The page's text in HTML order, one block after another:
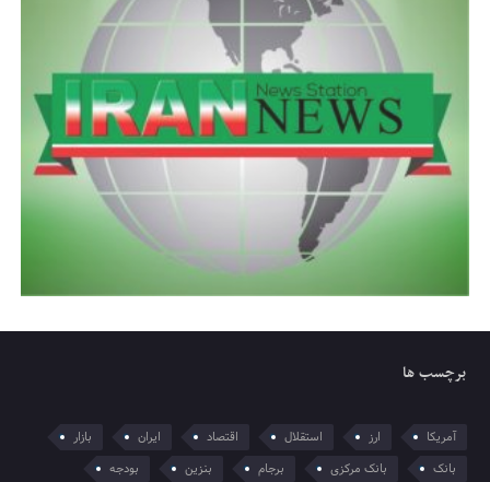
برچسب ها
آمریکا ارز استقلال اقتصاد ایران
بازار
بانک
بانک مرکزی برجام بنزین
بودجه